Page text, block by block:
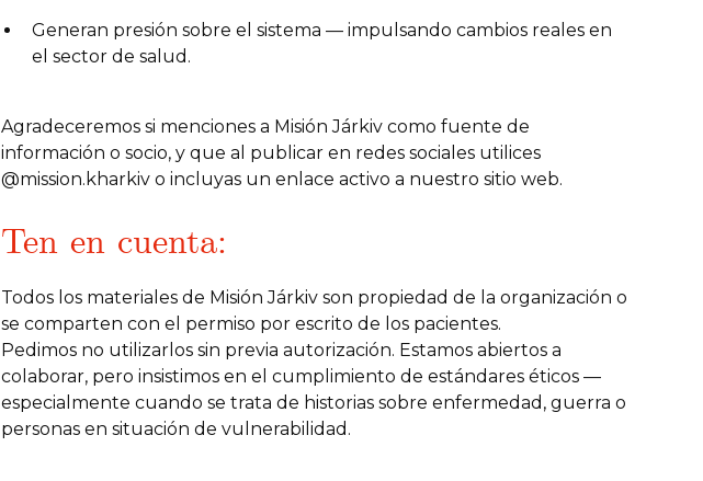
Generan presión sobre el sistema — impulsando cambios reales en
el sector de salud.
Agradeceremos si menciones a Misión Járkiv como fuente de
información o socio, y que al publicar en redes sociales utilices
@mission.kharkiv o incluyas un enlace activo a nuestro sitio web.
Ten en cuenta:
Todos los materiales de Misión Járkiv son propiedad de la organización o
se comparten con el permiso por escrito de los pacientes.
Pedimos no utilizarlos sin previa autorización. Estamos abiertos a
colaborar, pero insistimos en el cumplimiento de estándares éticos —
especialmente cuando se trata de historias sobre enfermedad, guerra o
personas en situación de vulnerabilidad.